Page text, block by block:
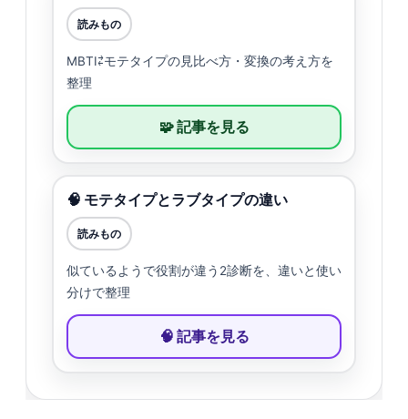
読みもの
MBTI⇄モテタイプの見比べ方・変換の考え方を
整理
🧩 記事を見る
🧠 モテタイプとラブタイプの違い
読みもの
似ているようで役割が違う2診断を、違いと使い
分けで整理
🧠 記事を見る